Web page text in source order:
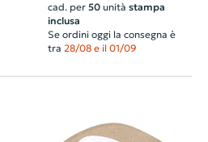
cad. per 50unità stampa
inclusa
Se ordini oggi la consegna è
tra 28/08 e il 01/09